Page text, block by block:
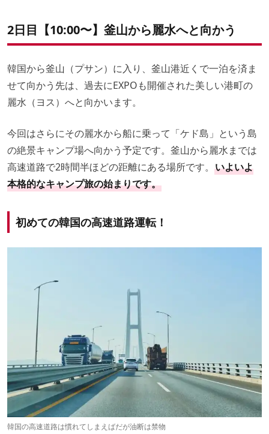
2日目【10:00〜】釜山から麗水へと向かう
韓国から釜山（プサン）に入り、釜山港近くで一泊を済ま
せて向かう先は、過去にEXPOも開催された美しい港町の
麗水（ヨス）へと向かいます。
今回はさらにその麗水から船に乗って「ケド島」という島
の絶景キャンプ場へ向かう予定です。釜山から麗水までは
高速道路で2時間半ほどの距離にある場所です。 いよいよ
本格的なキャンプ旅の始まりです。
初めての韓国の高速道路運転！
韓国の高速道路は慣れてしまえばだが油断は禁物